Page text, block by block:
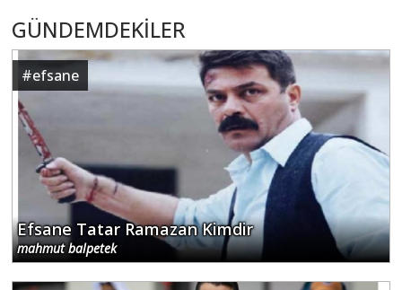
GÜNDEMDEKİLER
#efsane
Efsane Tatar Ramazan Kimdir
mahmut balpetek